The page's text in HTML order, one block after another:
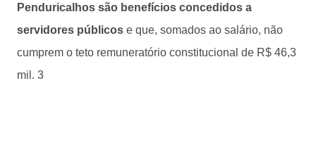
Penduricalhos são benefícios concedidos a
servidores públicos e que, somados ao salário, não
cumprem o teto remuneratório constitucional de R$ 46,3
mil. 3